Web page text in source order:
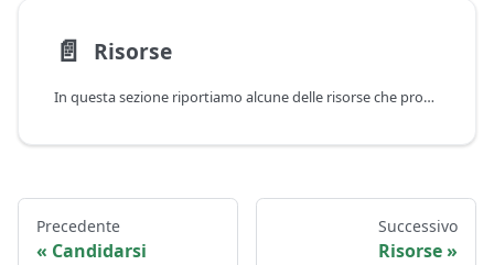
📄️ Risorse
In questa sezione riportiamo alcune delle risorse che proponiamo per i webmaster. Tutte sono facilmente integrabili.
Precedente
Candidarsi
Successivo
Risorse